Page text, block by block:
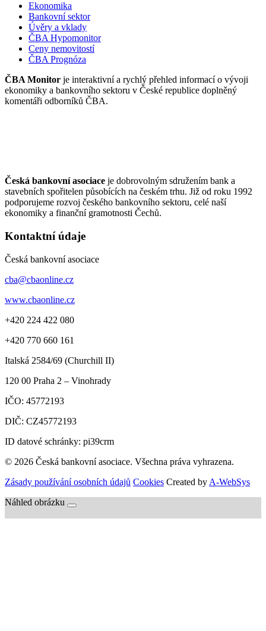
Ekonomika
Bankovní sektor
Úvěry a vklady
ČBA Hypomonitor
Ceny nemovitostí
ČBA Prognóza
ČBA Monitor je interaktivní a rychlý přehled informací o vývoji
ekonomiky a bankovního sektoru v České republice doplněný
komentáři odborníků ČBA.
Česká bankovní asociace je dobrovolným sdružením bank a
stavebních spořitelen působících na českém trhu. Již od roku 1992
podporujeme rozvoj českého bankovního sektoru, celé naší
ekonomiky a finanční gramotnosti Čechů.
Kontaktní údaje
Česká bankovní asociace
cba@cbaonline.cz
www.cbaonline.cz
+420 224 422 080
+420 770 660 161
Italská 2584/69 (Churchill II)
120 00 Praha 2 – Vinohrady
IČO: 45772193
DIČ: CZ45772193
ID datové schránky: pi39crm
© 2026 Česká bankovní asociace. Všechna práva vyhrazena.
Zásady používání osobních údajů Cookies Created by A-WebSys
Náhled obrázku